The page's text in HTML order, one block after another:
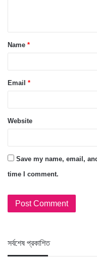
Name *
Email *
Website
Save my name, email,
time I comment.
স‍র্বশেষ প্রকাশিত